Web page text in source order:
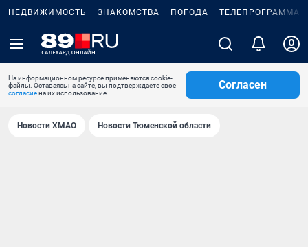
НЕДВИЖИМОСТЬ ЗНАКОМСТВА ПОГОДА ТЕЛЕПРОГРАММА
На информационном ресурсе применяются cookie-
файлы. Оставаясь на сайте, вы подтверждаете свое
согласиена их использование.
Согласен
Новости ХМАО Новости Тюменской области